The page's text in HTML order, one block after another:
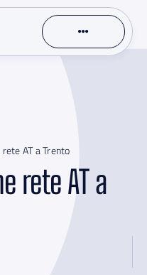
AT a Trento
rete AT a